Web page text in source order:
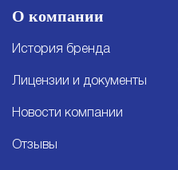
О компании
История бренда
Лицензии и документы
Новости компании
Отзывы